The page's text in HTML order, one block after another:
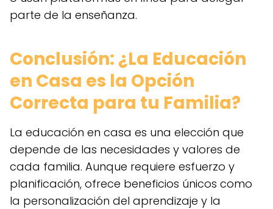
parte de la enseñanza.
Conclusión: ¿La Educación
en Casa es la Opción
Correcta para tu Familia?
La educación en casa es una elección que
depende de las necesidades y valores de
cada familia. Aunque requiere esfuerzo y
planificación, ofrece beneficios únicos como
la personalización del aprendizaje y la